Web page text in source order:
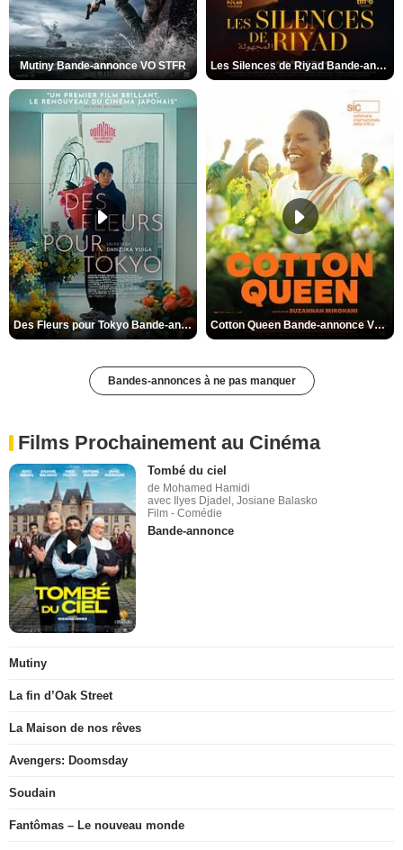
Mutiny Bande-annonce VO STFR Les Silences de Riyad Bande-annonce VO STFR
Des Fleurs pour Tokyo Bande-annonce VO STFR Cotton Queen Bande-annonce VO STFR
Bandes-annonces à ne pas manquer
Films Prochainement au Cinéma
Tombé du ciel
de Mohamed Hamidi
avec Ilyes Djadel, Josiane Balasko
Film - Comédie
Bande-annonce
Mutiny
La fin d’Oak Street
La Maison de nos rêves
Avengers: Doomsday
Soudain
Fantômas – Le nouveau monde